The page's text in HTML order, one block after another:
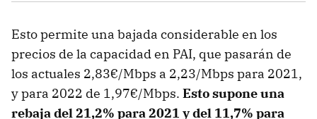
Esto permite una bajada considerable en los
precios de la capacidad en PAI, que pasarán de
los actuales 2,83€/Mbps a 2,23/Mbps para 2021,
y para 2022 de 1,97€/Mbps. Esto supone una
rebaja del 21,2% para 2021 y del 11,7% para